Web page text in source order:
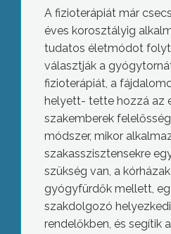
A fizioterápiát már
éves korosztályig
tudatos életmódot
választják a
fizioterápiát, a
helyett- tette hozzá az
szakemberek
módszer, mikor
szakasszisztensekre
szükség van, a
gyógyfürdők mellett,
szakdolgozó
rendelőkben, és segítik a